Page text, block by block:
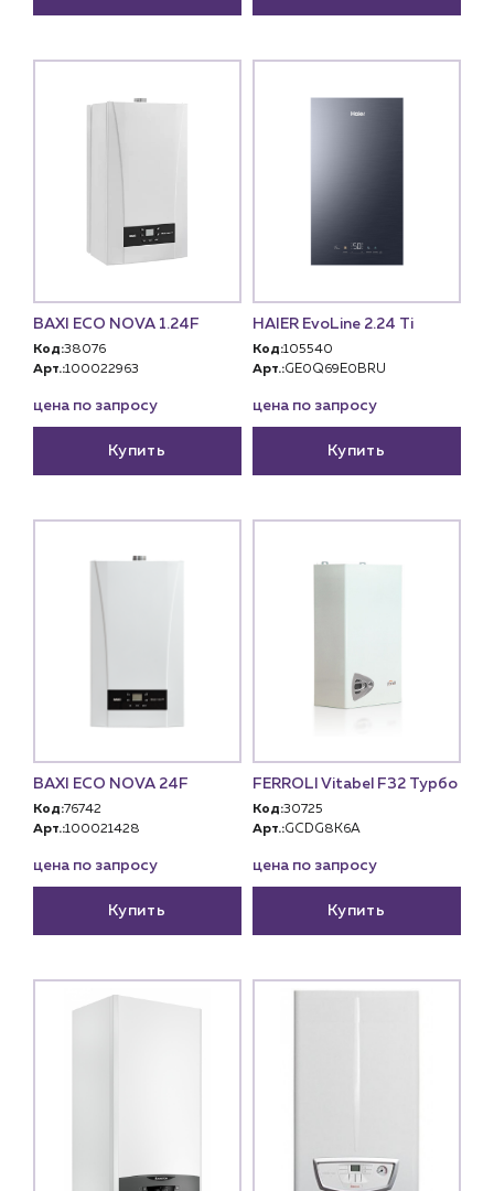
BAXI ECO NOVA 1.24F
Код:38076
Арт.:100022963
цена по запросу
Купить
HAIER EvoLine 2.24 Ti
Код:105540
Арт.:GE0Q69E0BRU
цена по запросу
Купить
BAXI ECO NOVA 24F
Код:76742
Арт.:100021428
цена по запросу
Купить
FERROLI Vitabel F32 Турбо
Код:30725
Арт.:GCDG8K6A
цена по запросу
Купить